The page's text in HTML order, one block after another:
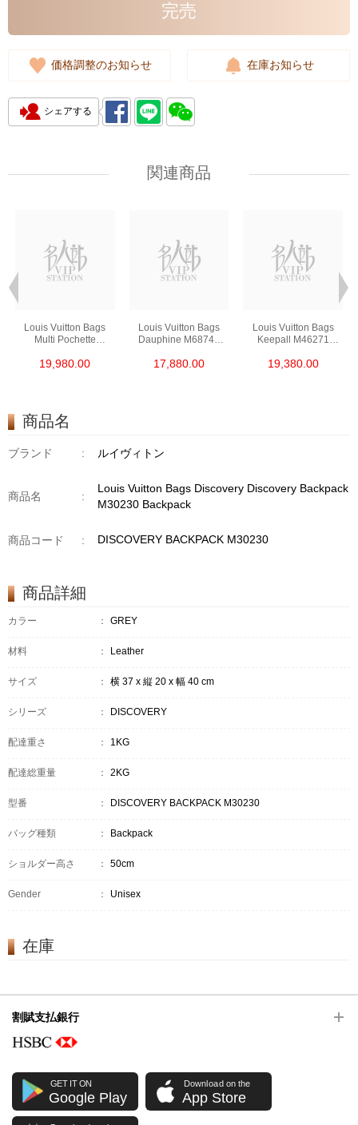
完売
価格調整のお知らせ 在庫お知らせ
シェアする
関連商品
Louis Vuitton Bags
Multi Pochette
Bag/Crossbody Bag
19,980.00
Louis Vuitton Bags
Dauphine M68746
Bag/Crossbody Bag
17,880.00
Louis Vuitton Bags
Keepall M46271
Bag/Crossbody Bag
19,380.00
商品名
ブランド : ルイヴィトン
商品名 :
Louis Vuitton Bags Discovery Discovery Backpack
M30230 Backpack
商品コード : DISCOVERY BACKPACK M30230
商品詳細
カラー ： GREY
材料 ： Leather
サイズ ： 横 37 x 縦 20 x 幅 40 cm
シリーズ ： DISCOVERY
配達重さ ： 1KG
配達総重量 ： 2KG
型番 ： DISCOVERY BACKPACK M30230
バッグ種類 ： Backpack
ショルダー高さ ： 50cm
Gender ： Unisex
在庫
割賦支払銀行
GET IT ON
Google Play
Download on the
App Store